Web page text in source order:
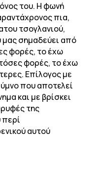
του. Η φωνή
πια,
τσογλανιού,
μας σημαδεύει από
φορές, το έχω
φορές, το έχω
Επίλογος με
ύμνο που αποτελεί
και με βρίσκει
της
αυτού